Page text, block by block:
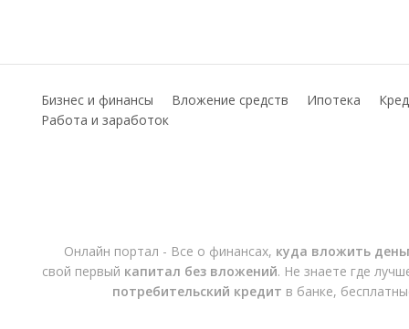
Бизнес и финансы Вложение средств Ипотека
Работа и заработок
Онлайн портал - Все о финансах, куда вложить
свой первый капитал без вложений. Не знаете где
потребительский кредит в банке,